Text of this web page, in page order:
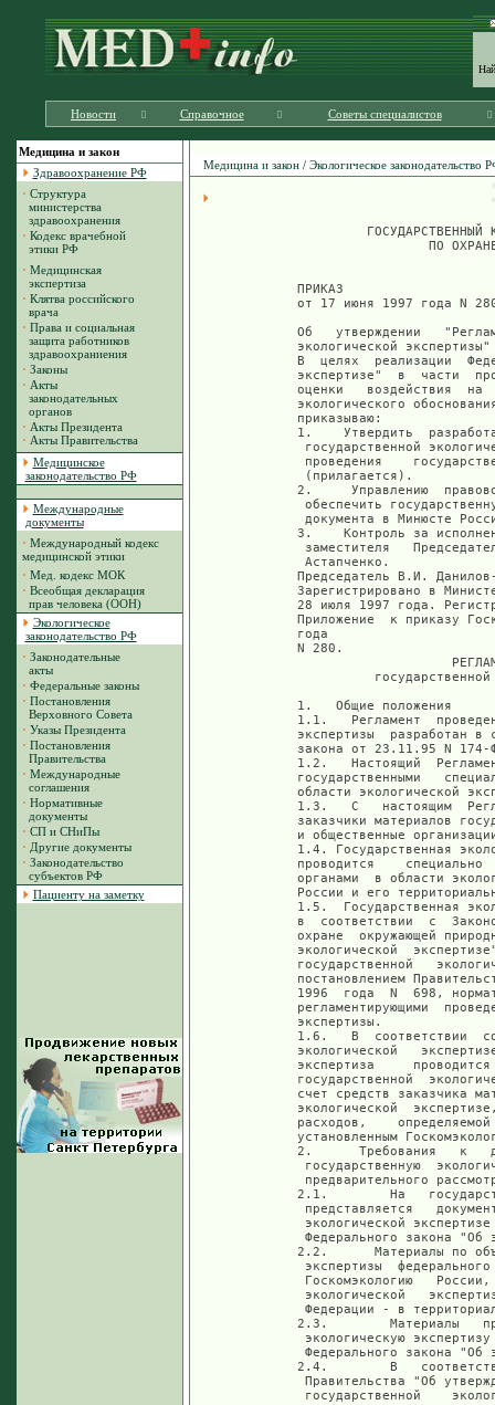
Новости Справочное Советы специалистов
Медицина и закон
Здравоохранение РФ
· Структура
министерства
здравоохранения
· Кодекс врачебной
этики РФ
· Медицинская
экспертиза
· Клятва российского
врача
· Права и социальная
защита работников
здравоохраниения
· Законы
· Акты
законодательных
органов
· Акты Президента
· Акты Правительства
Медицинское
законодательство РФ
Международные
документы
· Международный кодекс
медицинской этики
· Мед. кодекс МОК
· Всеобщая декларация
прав человека (ООН)
Экологическое
законодательство РФ
· Законодательные
акты
· Федеральные законы
· Постановления
Верховного Совета
· Указы Президента
· Постановления
Правительства
· Международные
соглашения
· Нормативные
документы
· СП и СНиПы
· Другие документы
· Законодательство
субъектов РФ
Пациенту на заметку
Медицина и закон/ Экологическое законодательство
ГОСУДАРСТВЕННЫЙ КОМИТЕТ РОССИЙСКОЙ ФЕДЕРАЦИИ
                 ПО ОХРАНЕ ОКРУЖАЮЩЕЙ СРЕДЫ


ПРИКАЗ
от 17 июня 1997 года N 280

Об   утверждении   "Регламента   проведения   государственной
экологической экспертизы"
В  целях  реализации  Федерального закона  "Об  экологической
экспертизе"  в  части  проведения  экологической  экспертизы,
оценки   воздействия  на  окружающую  среду   и   составления
экологического обоснования хозяйственной и иной деятельности
приказываю:
1.    Утвердить  разработанный  и представленный  Управлением
 государственной экологической экспертизы (Чегасов) "Регламент
 проведения    государственной   экологической    экспертизы"
 (прилагается).
2.     Управлению  правового  обеспечения  и  кадров  (Дымов)
 обеспечить государственную регистрацию указанного в пункте 1
 документа в Минюсте России.
3.    Контроль за исполнением настоящего приказа возложить на
 заместителя   Председателя   Госкомэкологии   России    В.М.
 Астапченко.
Председатель В.И. Данилов-Данильян
Зарегистрировано в Министерстве юстиции Российской  Федерации
28 июля 1997 года. Регистрационный N 1359
Приложение  к приказу Госкомэкологии России от 17  июня  1997
года
N 280.
                    РЕГЛАМЕНТ проведения
          государственной экологической экспертизы
                              
1.   Общие положения
1.1.   Регламент  проведения  государственной   экологической
экспертизы  разработан в соответствии  со  ст.7  Федерального
закона от 23.11.95 N 174-ФЗ "Об экологической экспертизе".
1.2.   Настоящий  Регламент  предназначен  для  использования
государственными   специально  уполномоченными   органами   в
области экологической экспертизы.
1.3.   С   настоящим  Регламентом  должны  быть   ознакомлены
заказчики материалов государственной экологической экспертизы
и общественные организации (объединения).
1.4. Государственная экологическая экспертиза организуется  и
проводится    специально   уполномоченными   государственными
органами  в области экологической экспертизы (Госкомэкологией
России и его территориальными органами).
1.5.  Государственная экологическая экспертиза осуществляется
в  соответствии  с  Законом РСФСР от 19.12.91  N  2060-1  "Об
охране  окружающей природной среды", Федеральным законом  "Об
экологической  экспертизе", Положением о  порядке  проведения
государственной   экологической   экспертизы,    утвержденным
постановлением Правительства Российской Федерации от 11  июня
1996  года  N  698, нормативными и методическими документами,
регламентирующими  проведение  государственной  экологической
экспертизы.
1.6.   В  соответствии  со  ст.28  Федерального  закона   "Об
экологической   экспертизе"   государственная   экологическая
экспертиза     проводится     за    плату.     Финансирование
государственной  экологической экспертизы  осуществляется  за
счет средств заказчика материалов, подлежащих государственной
экологической  экспертизе, в полном  соответствии  со  сметой
расходов,    определяемой   в   соответствии   с    порядком,
установленным Госкомэкологией России.
2.      Требования   к   документации,   представляемой    на
 государственную  экологическую  экспертизу,  и  порядок   ее
 предварительного рассмотрения.
2.1.        На   государственную   экологическую   экспертизу
 представляется   документация,  подлежащая   государственной
 экологической экспертизе в соответствии со статьями 11 и  12
 Федерального закона "Об экологической экспертизе".
2.2.      Материалы по объектам государственной экологической
 экспертизы  федерального  уровня направляются  заказчиком  в
 Госкомэкологию   России,   а  по  объектам   государственной
 экологической   экспертизы   уровня   субъектов   Российской
 Федерации - в территориальные органы Госкомэкологии России.
2.3.        Материалы   представляются   на   государственную
 экологическую экспертизу в составе, определенном ст.14 (п.1)
 Федерального закона "Об экологической экспертизе".
2.4.        В   соответствии  с  п.6  и   п.9   постановления
 Правительства "Об утверждении Положения о порядке проведения
 государственной    экологической   экспертизы"    материалы,
 подлежащие    государственной   экологической    экспертизе,
 opedqr`bk~rq  в  двух  экземплярах, материалы  согласований,
 обсуждений и иные документы - в одном экземпляре.
 При    представлении   документации,   не    соответствующей
 указанным    требованиям,   Госкомэкология    России    (его
 территориальный  орган) в срок не более  семи  дней  со  дня
 регистрации  поступивших  материалов  направляет   заказчику
 уведомление  о  некомплектности  материалов  и   сроках   их
 представления.
 Документация,  не укомплектованная в течение  одного  месяца
 со